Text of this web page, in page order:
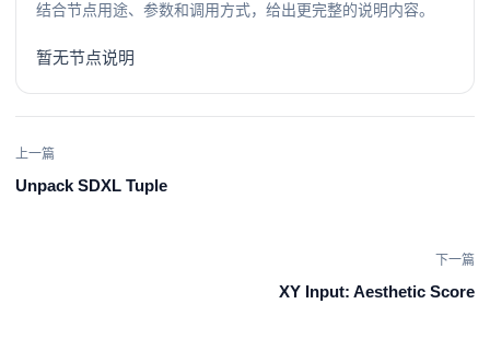
结合节点用途、参数和调用方式，给出更完整的说明内容。
暂无节点说明
上一篇
Unpack SDXL Tuple
下一篇
XY Input: Aesthetic Score